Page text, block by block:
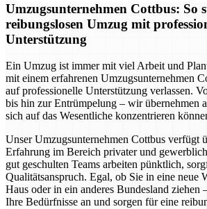
Umzugsunternehmen Cottbus: So
reibungslosen Umzug mit
Unterstützung
Ein Umzug ist immer mit viel Arbeit und
mit einem erfahrenen Umzugsunternehmen
auf professionelle Unterstützung verlassen.
bis hin zur Entrümpelung – wir übernehmen
sich auf das Wesentliche konzentrieren
Unser Umzugsunternehmen Cottbus verfügt
Erfahrung im Bereich privater und
gut geschulten Teams arbeiten pünktlich,
Qualitätsanspruch. Egal, ob Sie in eine neue
Haus oder in ein anderes Bundesland ziehen
Ihre Bedürfnisse an und sorgen für eine